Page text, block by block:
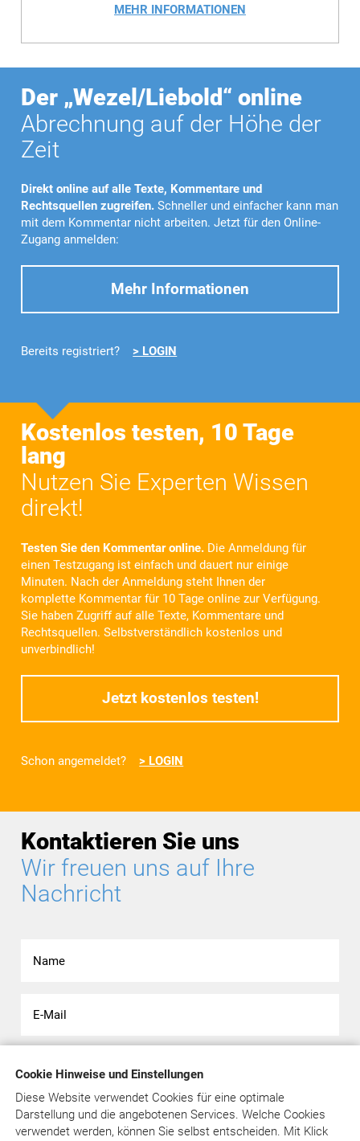
Cookie Hinweise und Einstellungen
Diese Website verwendet Cookies für eine optimale
Darstellung und die angebotenen Services. Welche Cookies
verwendet werden, können Sie selbst entscheiden. Mit Klick
MEHR INFORMATIONEN
Der „Wezel/Liebold“ online
Abrechnung auf der Höhe der
Zeit
Direkt online auf alle Texte, Kommentare und
Rechtsquellen zugreifen. Schneller und einfacher kann man
mit dem Kommentar nicht arbeiten. Jetzt für den Online-
Zugang anmelden:
Mehr Informationen
Bereits registriert? > LOGIN
Kostenlos testen, 10 Tage
lang
Nutzen Sie Experten Wissen
direkt!
Testen Sie den Kommentar online. Die Anmeldung für
einen Testzugang ist einfach und dauert nur einige
Minuten. Nach der Anmeldung steht Ihnen der
komplette Kommentar für 10 Tage online zur Verfügung.
Sie haben Zugriff auf alle Texte, Kommentare und
Rechtsquellen. Selbstverständlich kostenlos und
unverbindlich!
Jetzt kostenlos testen!
Schon angemeldet?> LOGIN
Kontaktieren Sie uns
Wir freuen uns auf Ihre
Nachricht